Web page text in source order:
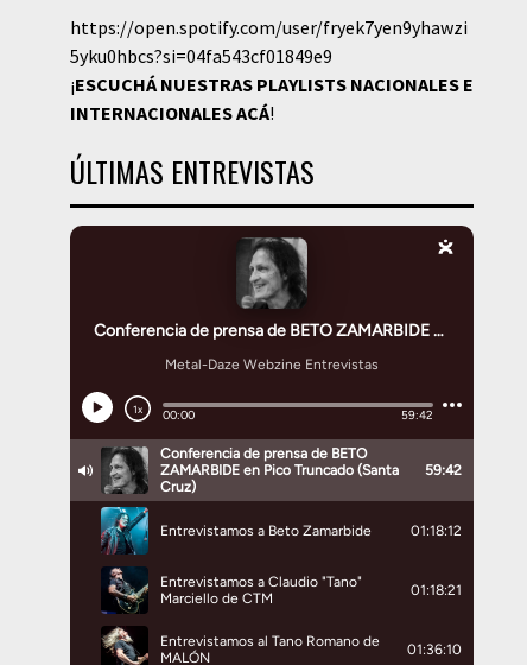
https://open.spotify.com/user/fryek7yen9yhawzi
5yku0hbcs?si=04fa543cf01849e9
¡ESCUCHÁ NUESTRAS PLAYLISTS NACIONALES E
INTERNACIONALESACÁ!
ÚLTIMAS ENTREVISTAS